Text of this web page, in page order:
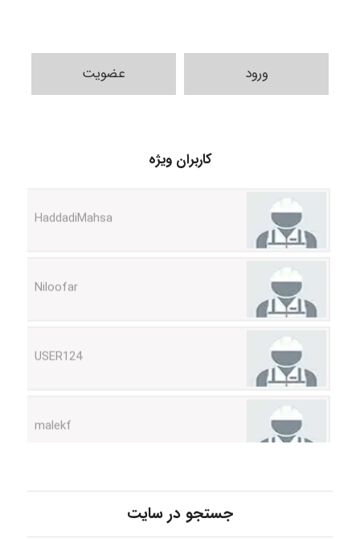
ورود عضویت
کاربران ویژه
جستجو در سایت